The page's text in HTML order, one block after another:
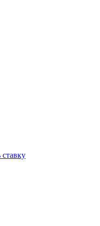
ставку